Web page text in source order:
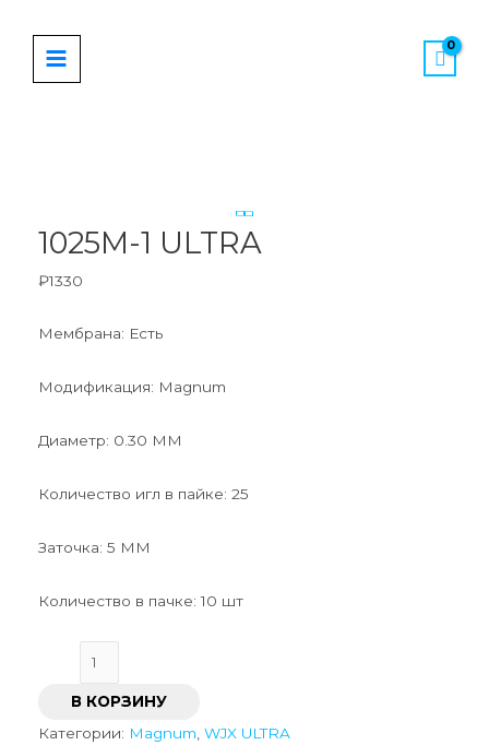
содержимому
MENU
1025M-1 ULTRA
₽1330
Мембрана: Есть
Модификация: Magnum
Диаметр: 0.30 ММ
Количество игл в пайке: 25
Заточка: 5 ММ
Количество в пачке: 10 шт
ULTRA
В КОРЗИНУ
Категории: Magnum WJX ULTRA